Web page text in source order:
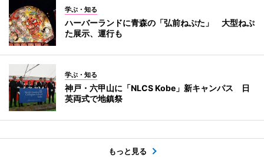
学ぶ・知る
ハーバーランドに青森の「弘前ねぷた」 大型ねぷ
た展示、運行も
学ぶ・知る
神戸・六甲山に「NLCS Kobe」新キャンパス 日
英両式で地鎮祭
もっと見る